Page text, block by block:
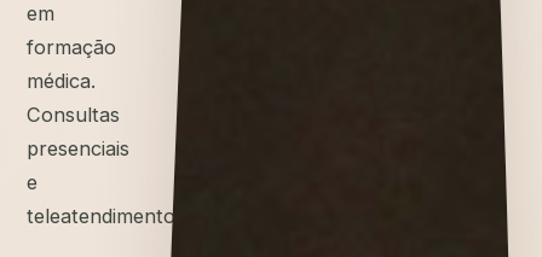
em
formação
médica.
Consultas
presenciais
e
teleatendimento.